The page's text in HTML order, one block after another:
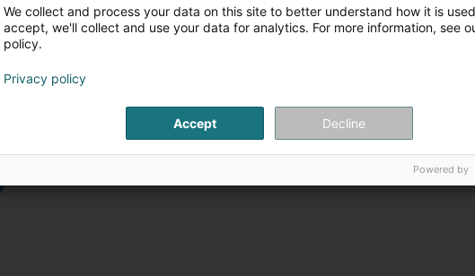
We collect and process your data on this site to better understand how it is
accept, we'll collect and use your data for analytics. For more information, see
policy.
Privacy policy
Accept Decline
Powered by